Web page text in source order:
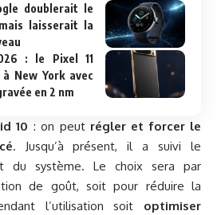
doublerait le
laisserait la
: le Pixel 11
New York avec
en 2 nm
10 : on peut régler et forcer le
. Jusqu’à présent, il a suivi le
du système. Le choix sera par
de goût, soit pour réduire la
l’utilisation soit optimiser